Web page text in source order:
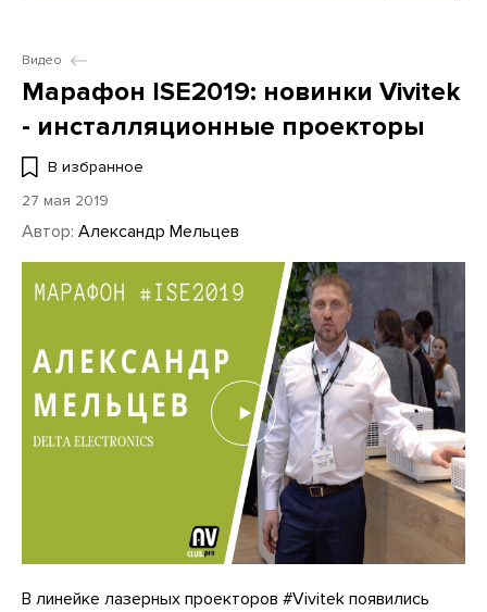
Видео
Марафон ISE2019: новинки Vivitek
- инсталляционные проекторы
В избранное
27 мая 2019
Автор: Александр Мельцев
В линейке лазерных проекторов #Vivitek появились